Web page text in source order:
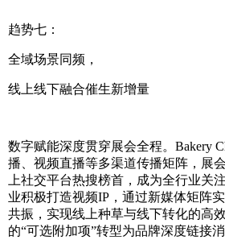
趋势七：
全域场景同频，
线上线下融合催生新增量
数字赋能深度贯穿展会全程。Bakery
播、视频直播等多渠道传播矩阵，展
上社交平台热搜榜首，成为全行业关
业积极打造视频IP，通过新媒体矩阵
共振，实现线上种草与线下转化的高
的“可选附加项”转型为品牌深度链接